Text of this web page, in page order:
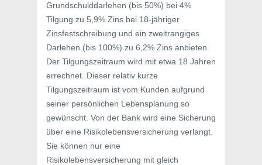
Grundschulddarlehen (bis 50%) bei 4%
Tilgung zu 5,9% Zins bei 18-jähriger
Zinsfestschreibung und ein zweitrangiges
Darlehen (bis 100%) zu 6,2% Zins anbieten.
Der Tilgungszeitraum wird mit etwa 18 Jahren
errechnet. Dieser relativ kurze
Tilgungszeitraum ist vom Kunden aufgrund
seiner persönlichen Lebensplanung so
gewünscht. Von der Bank wird eine Sicherung
über eine Risikolebensversicherung verlangt.
Sie können nur eine
Risikolebensversicherung mit gleich